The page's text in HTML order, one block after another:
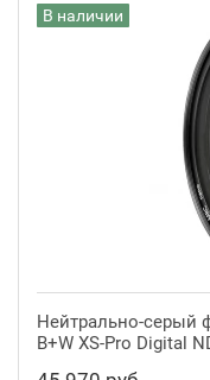
В наличии
Нейтрально-серый
B+W XS-Pro Digital